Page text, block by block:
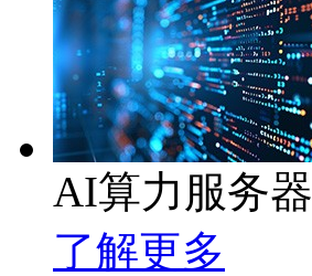
AI算力服务器
了解更多